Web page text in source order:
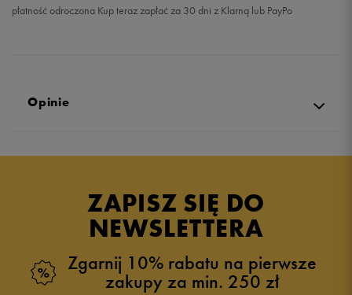
płatność odroczona Kup teraz zapłać za 30 dni z Klarną lub PayPo
Opinie
5.0
zebranych i zweryfikowanych przez
ZAPISZ SIĘ DO
NEWSLETTERA
Zgarnij 10% rabatu na pierwsze
zakupy za min. 250 zł